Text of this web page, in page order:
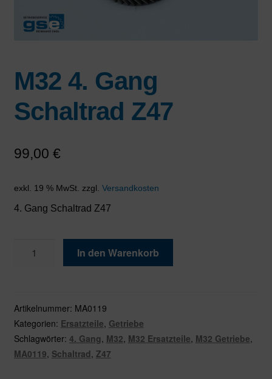
M32 4. Gang
Schaltrad Z47
99,00 €
exkl. 19 % MwSt. zzgl. Versandkosten
4. Gang Schaltrad Z47
Z47
Menge
In den Warenkorb
Artikelnummer: MA0119
Kategorien: Ersatzteile, Getriebe
Schlagwörter: 4. Gang, M32, M32 Ersatzteile, M32 Getriebe,
MA0119, Schaltrad, Z47